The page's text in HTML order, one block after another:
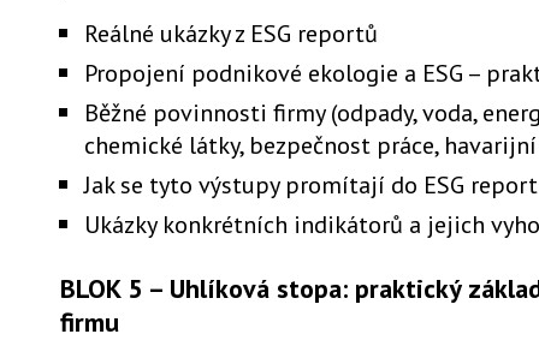
Reálné ukázky z ESG reportů
Propojení podnikové ekologie a ESG –
Běžné povinnosti firmy (odpady, voda,
chemické látky, bezpečnost práce,
Jak se tyto výstupy promítají do ESG
Ukázky konkrétních indikátorů a jejich
BLOK 5 – Uhlíková stopa: praktický
firmu